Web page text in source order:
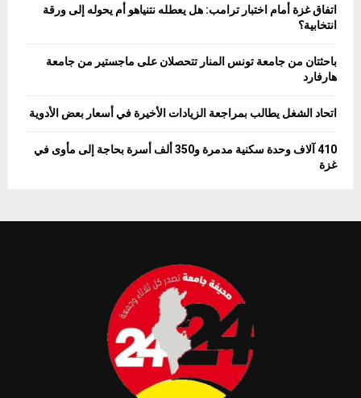
اتفاق غزة أمام اختبار ترامب: هل يعطله نتنياهو أم يحوله إلى ورقة
انتخابية؟
باحثتان من جامعة تونس المنار تتحصلان على ماجستير من جامعة
هارفارد
اتحاد الشغل يطالب بمراجعة الزيادات الأخيرة في أسعار بعض الأدوية
410 آلاف وحدة سكنية مدمرة و350 ألف أسرة بحاجة إلى مأوى في
غزة